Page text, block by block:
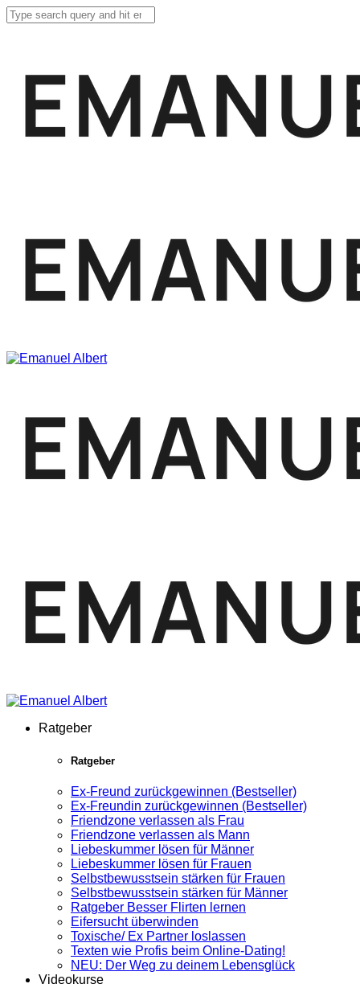
Ratgeber
Ratgeber
Ex-Freund zurückgewinnen (Bestseller)
Ex-Freundin zurückgewinnen (Bestseller)
Friendzone verlassen als Frau
Friendzone verlassen als Mann
Liebeskummer lösen für Männer
Liebeskummer lösen für Frauen
Selbstbewusstsein stärken für Frauen
Selbstbewusstsein stärken für Männer
Ratgeber Besser Flirten lernen
Eifersucht überwinden
Toxische/ Ex Partner loslassen
Texten wie Profis beim Online-Dating!
NEU: Der Weg zu deinem Lebensglück
Videokurse